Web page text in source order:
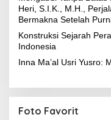
Heri, S.I.K., M.H.,
Bermakna Setelah
Konstruksi Sejarah
Indonesia
Inna Ma’al Usri Yusro:
Foto Favorit